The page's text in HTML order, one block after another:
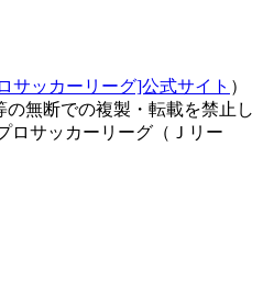
サッカーリーグ]公式サイト ）
無断での複製・転載を禁止し
ロサッカーリーグ（Ｊリー